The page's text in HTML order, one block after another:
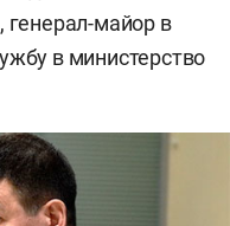
генерал-майор в
в министерство